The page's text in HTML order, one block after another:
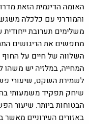
האומה הדינמית הזאת
והמודרני עם כלכלה
משלימים תערובת ייחודית
מחפשיםאת הריגושים
השלווה של חיים על החוף
המחייה, במלזיה יש משהו
לשמירת השקט, שיעורי
שיחק תפקיד משמעותי
הבטוחות ביותר. שיעור
באזורים העירוניים מאשר